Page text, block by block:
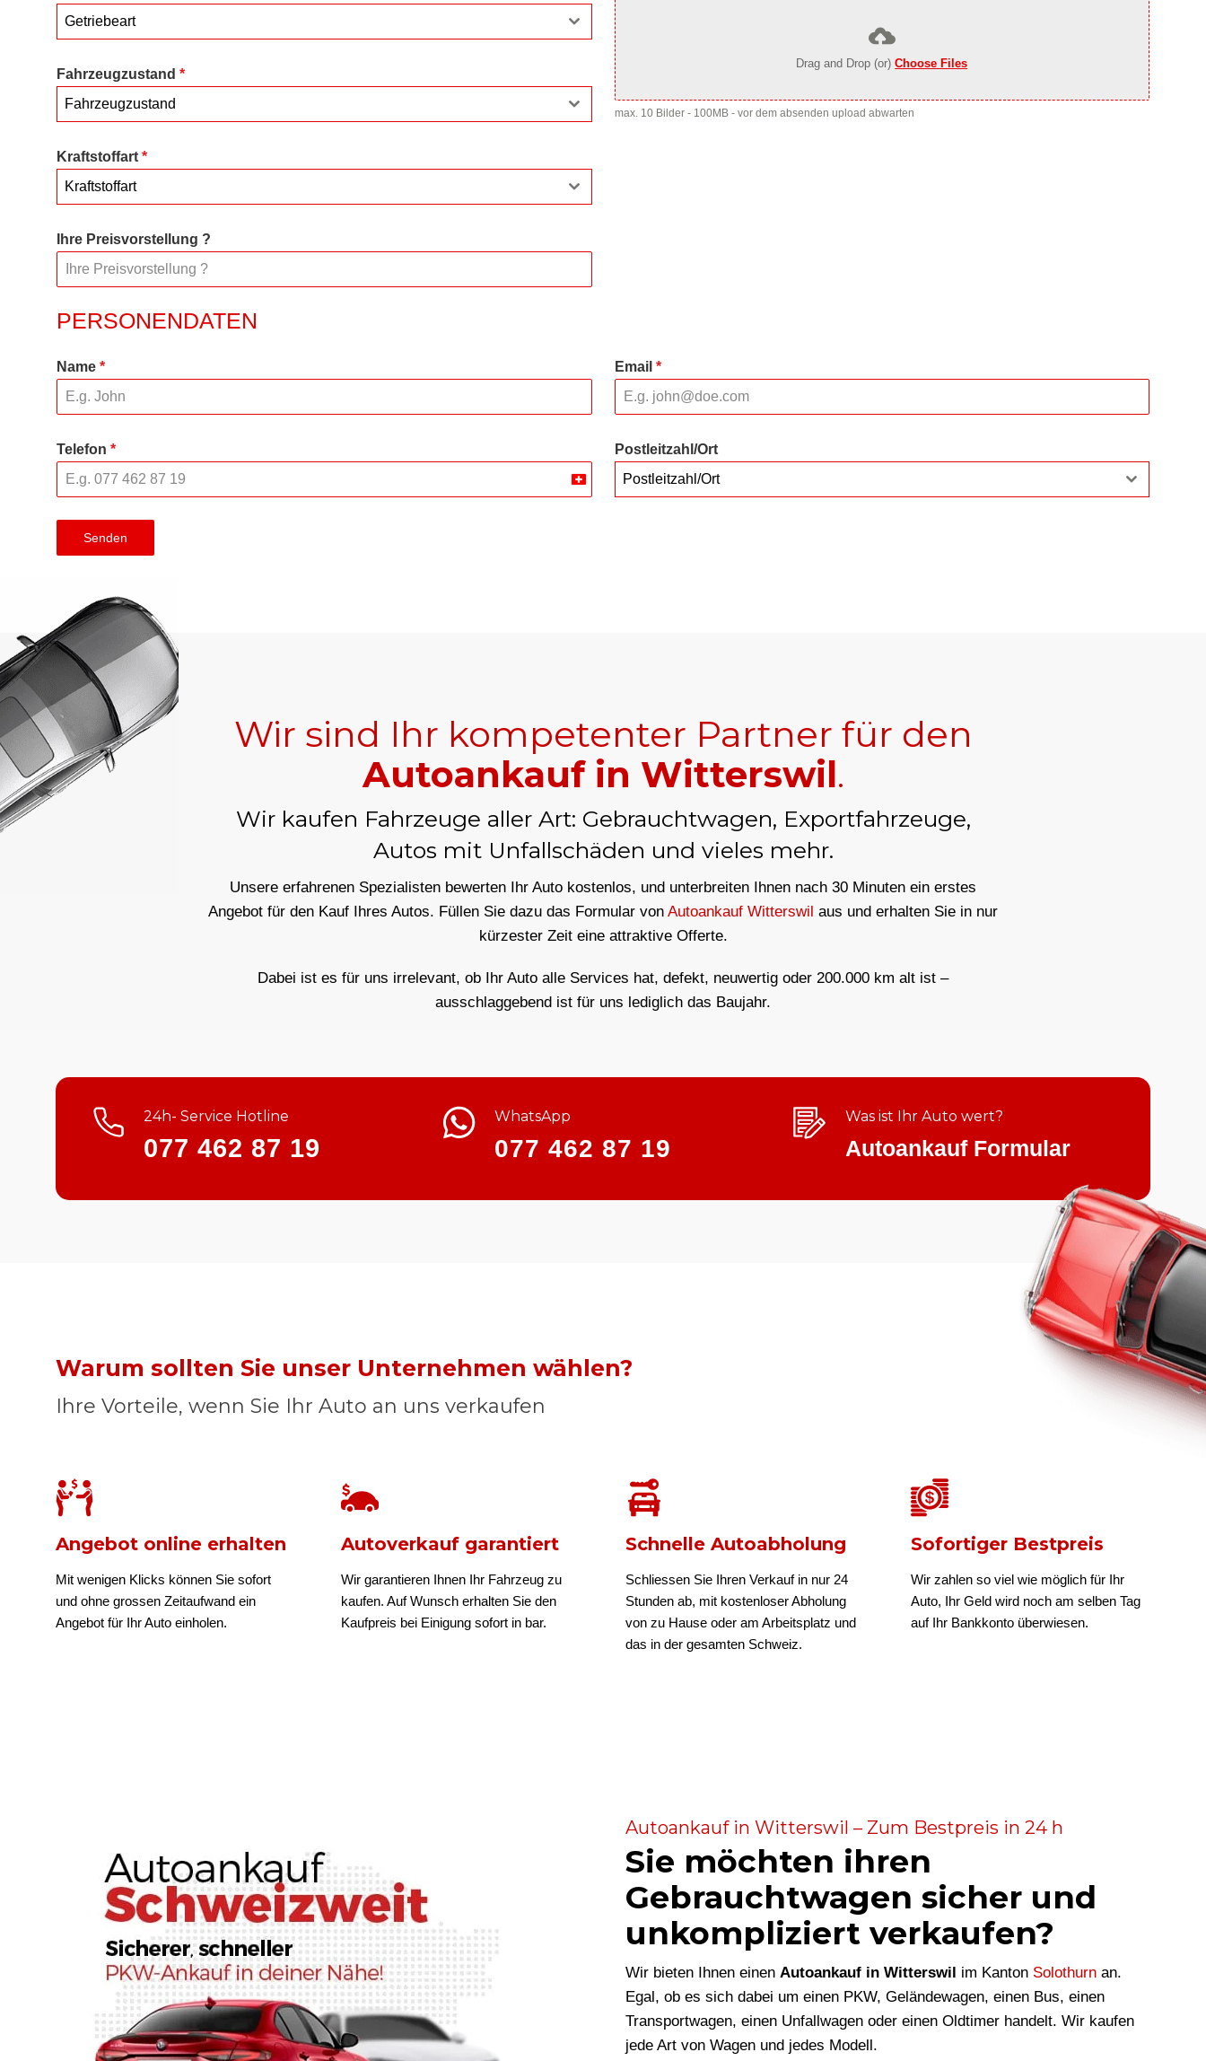
Getriebeart
Fahrzeugzustand *
Fahrzeugzustand
Kraftstoffart *
Kraftstoffart
Ihre Preisvorstellung ?
Drag and Drop (or)Choose Files
max. 10 Bilder - 100MB - vor dem absenden upload abwarten
PERSONENDATEN
Name * Email *
Telefon *
Switzerland
Postleitzahl/Ort
Postleitzahl/Ort
Senden
Wir sind Ihr kompetenter Partner für den
Autoankauf in Witterswil.
Wir kaufen Fahrzeuge aller Art: Gebrauchtwagen, Exportfahrzeuge,
Autos mit Unfallschäden und vieles mehr.
Unsere erfahrenen Spezialisten bewerten Ihr Auto kostenlos, und unterbreiten Ihnen nach 30 Minuten ein erstes
Angebot für den Kauf Ihres Autos. Füllen Sie dazu das Formular von Autoankauf Witterswil aus und erhalten Sie in nur
kürzester Zeit eine attraktive Offerte.
Dabei ist es für uns irrelevant, ob Ihr Auto alle Services hat, defekt, neuwertig oder 200.000 km alt ist –
ausschlaggebend ist für uns lediglich das Baujahr.
24h- Service Hotline
077 462 87 19
WhatsApp
077 462 87 19
Was ist Ihr Auto wert?
Autoankauf Formular
Warum sollten Sie unser Unternehmen wählen?
Ihre Vorteile, wenn Sie Ihr Auto an uns verkaufen
Angebot online erhalten
Mit wenigen Klicks können Sie sofort
und ohne grossen Zeitaufwand ein
Angebot für Ihr Auto einholen.
Autoverkauf garantiert
Wir garantieren Ihnen Ihr Fahrzeug zu
kaufen. Auf Wunsch erhalten Sie den
Kaufpreis bei Einigung sofort in bar.
Schnelle Autoabholung
Schliessen Sie Ihren Verkauf in nur 24
Stunden ab, mit kostenloser Abholung
von zu Hause oder am Arbeitsplatz und
das in der gesamten Schweiz.
Sofortiger Bestpreis
Wir zahlen so viel wie möglich für Ihr
Auto, Ihr Geld wird noch am selben Tag
auf Ihr Bankkonto überwiesen.
Autoankauf in Witterswil – Zum Bestpreis in 24 h
Sie möchten ihren
Gebrauchtwagen sicher und
unkompliziert verkaufen?
Wir bieten Ihnen einen Autoankauf in Witterswil im Kanton Solothurn an.
Egal, ob es sich dabei um einen PKW, Geländewagen, einen Bus, einen
Transportwagen, einen Unfallwagen oder einen Oldtimer handelt. Wir kaufen
jede Art von Wagen und jedes Modell.